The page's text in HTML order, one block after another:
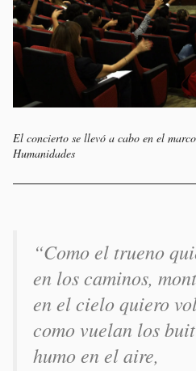
El concierto se llevó a cabo en el
Humanidades
“Como el trueno
en los caminos,
en el cielo quiero
como vuelan los
humo en el aire,